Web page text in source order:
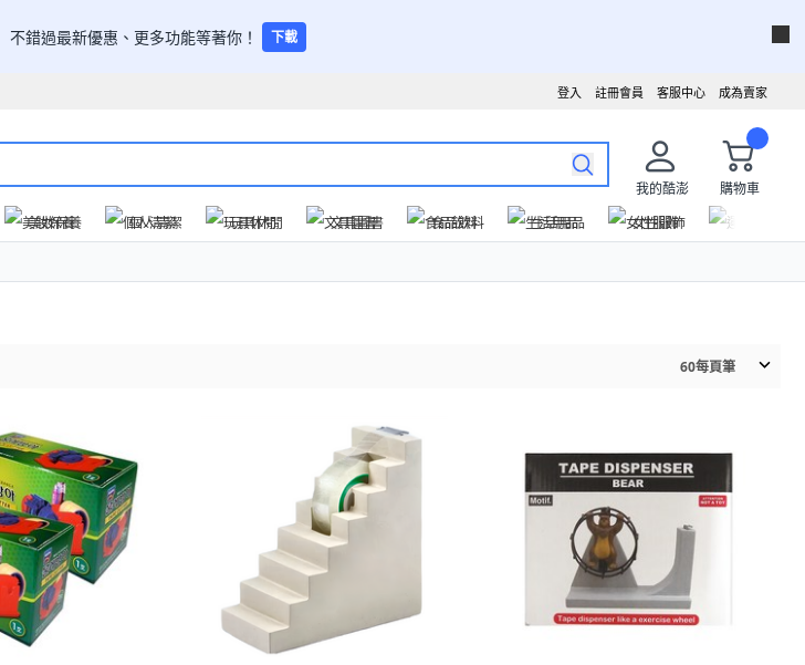
不錯過最新優惠、更多功能等著你！ 下載
成為賣家
客服中心
註冊會員
登入
我的酷澎
購物車
美妝保養 個人清潔 玩具休閒 文具圖書 食品飲料 生活用品 女性服飾
60每頁筆